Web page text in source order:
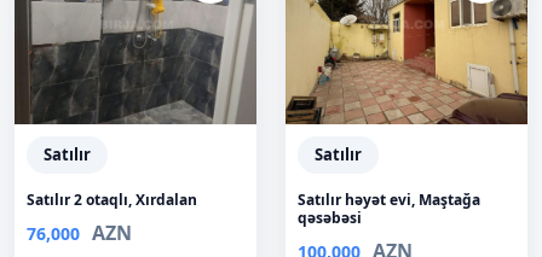
Satılır
Satılır 2 otaqlı, Xırdalan
76,000 AZN
Satılır
Satılır həyət evi, Maştağa
qəsəbəsi
100,000 AZN